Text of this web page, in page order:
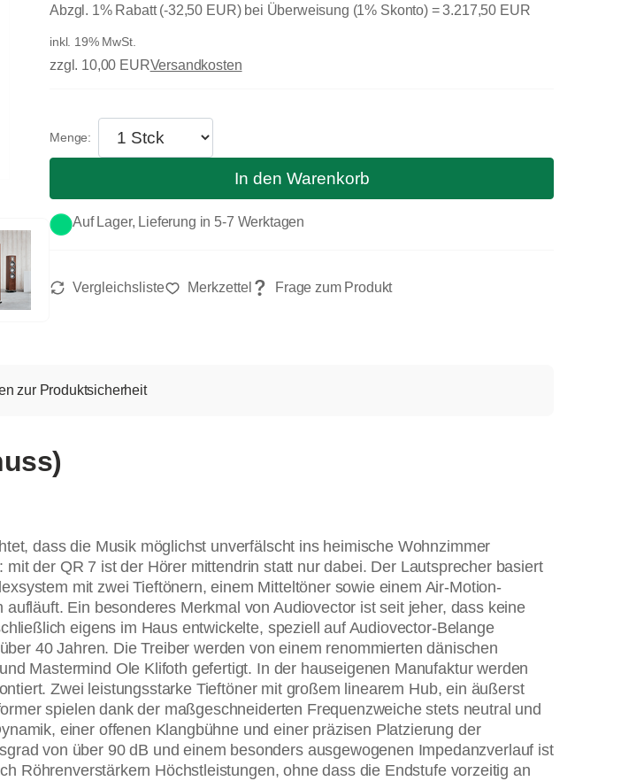
Abzgl. 1% Rabatt (-32,50 EUR) bei Überweisung (1% Skonto) =3.217,50 EUR
inkl. 19% MwSt.
zzgl. 10,00 EURVersandkosten
Auf Lager, Lieferung in 5-7 Werktagen
In den Warenkorb
zur Produktsicherheit
dass die Musik möglichst unverfälscht ins heimische Wohnzimmer
der QR 7 ist der Hörer mittendrin statt nur dabei. Der Lautsprecher basiert
mit zwei Tieftönern, einem Mitteltöner sowie einem Air-Motion-
Ein besonderes Merkmal von Audiovector ist seit jeher, dass keine
eigens im Haus entwickelte, speziell auf Audiovector-Belange
40 Jahren. Die Treiber werden von einem renommierten dänischen
Mastermind Ole Klifoth gefertigt. In der hauseigenen Manufaktur werden
Zwei leistungsstarke Tieftöner mit großem linearem Hub, ein äußerst
spielen dank der maßgeschneiderten Frequenzweiche stets neutral und
einer offenen Klangbühne und einer präzisen Platzierung der
von über 90 dB und einem besonders ausgewogenen Impedanzverlauf ist
Röhrenverstärkern Höchstleistungen, ohne dass die Endstufe vorzeitig an